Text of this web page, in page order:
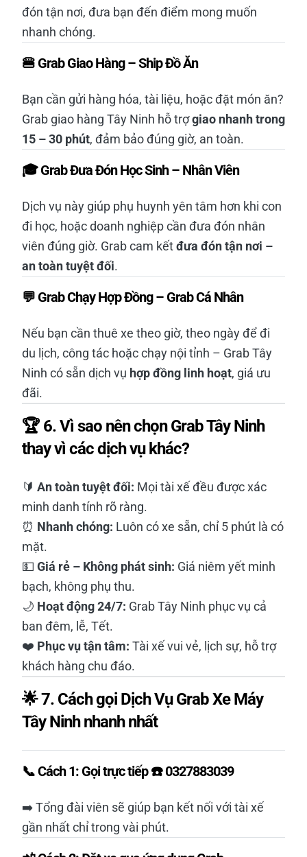
đón tận nơi, đưa bạn đến điểm mong muốn
nhanh chóng.
🍔 Grab Giao Hàng – Ship Đồ Ăn
Bạn cần gửi hàng hóa, tài liệu, hoặc đặt món ăn?
Grab giao hàng Tây Ninh hỗ trợgiao nhanh trong
15 – 30 phút, đảm bảo đúng giờ, an toàn.
🎓Grab Đưa Đón Học Sinh – Nhân Viên
Dịch vụ này giúp phụ huynh yên tâm hơn khi con
đi học, hoặc doanh nghiệp cần đưa đón nhân
viên đúng giờ. Grab cam kếtđưa đón tận nơi –
an toàn tuyệt đối.
💬 Grab Chạy Hợp Đồng – Grab Cá Nhân
Nếu bạn cần thuê xe theo giờ, theo ngày để đi
du lịch, công tác hoặc chạy nội tỉnh – Grab Tây
Ninh có sẵn dịch vụ hợp đồng linh hoạt, giá ưu
đãi.
🏆 6. Vì sao nên chọn Grab Tây Ninh
thay vì các dịch vụ khác?
🔰 An toàn tuyệt đối: Mọi tài xế đều được xác
minh danh tính rõ ràng.
⏰ Nhanh chóng: Luôn có xe sẵn, chỉ 5 phút là có
mặt.
💵 Giá rẻ – Không phát sinh: Giá niêm yết minh
bạch, không phụ thu.
🌙 Hoạt động 24/7: Grab Tây Ninh phục vụ cả
ban đêm, lễ, Tết.
❤️ Phục vụ tận tâm: Tài xế vui vẻ, lịch sự, hỗ trợ
khách hàng chu đáo.
🌟 7. Cách gọi Dịch Vụ Grab Xe Máy
Tây Ninh nhanh nhất
📞Cách 1: Gọi trực tiếp☎️ 0327883039
➡️ Tổng đài viên sẽ giúp bạn kết nối với tài xế
gần nhất chỉ trong vài phút.